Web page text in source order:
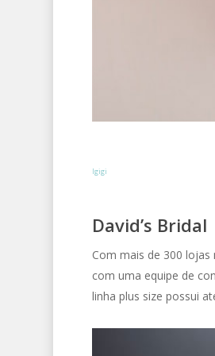
Igigi
David’s Bridal
Com mais de 300 lojas
com uma equipe de
linha plus size possui